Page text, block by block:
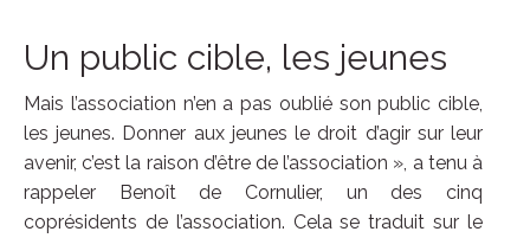
Un public cible, les jeunes
Mais l’association n’en a pas oublié son public cible,
les jeunes. Donner aux jeunes le droit d’agir sur leur
avenir, c’est la raison d’être de l’association », a tenu à
rappeler Benoît de Cornulier, un des cinq
coprésidents de l’association. Cela se traduit sur le